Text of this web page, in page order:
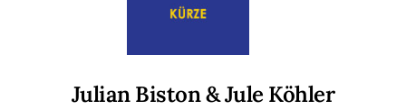
Julian Biston & Jule Köhler